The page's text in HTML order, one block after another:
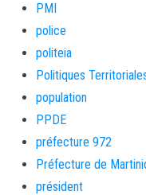
PMI
police
politeia
Politiques
population
PPDE
préfecture 972
Préfecture de
président